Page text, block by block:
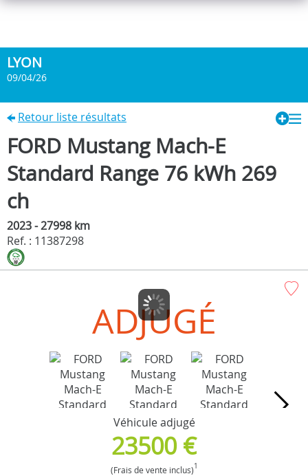
LYON
09/04/26
Retour liste résultats
FORD Mustang Mach-E
Standard Range 76 kWh 269
ch
2023 - 27998 km
Ref. : 11387298
ADJUGÉ
Véhicule adjugé
23500 €
(Frais de vente inclus)1